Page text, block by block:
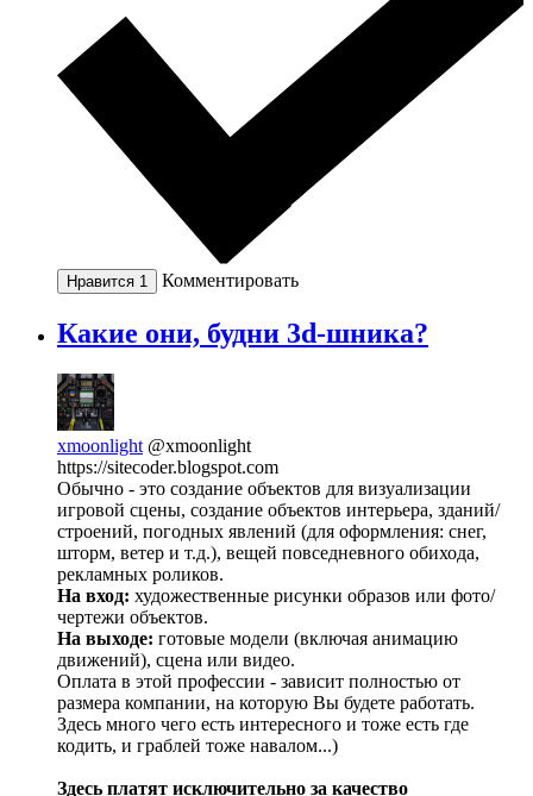
Нравится 1 Комментировать
Какие они, будни 3d-шника?
xmoonlight @xmoonlight
https://sitecoder.blogspot.com
Обычно - это создание объектов для визуализации
игровой сцены, создание объектов интерьера, зданий/
строений, погодных явлений (для оформления: снег,
шторм, ветер и т.д.), вещей повседневного обихода,
рекламных роликов.
На вход: художественные рисунки образов или фото/
чертежи объектов.
На выходе: готовые модели (включая анимацию
движений), сцена или видео.
Оплата в этой профессии - зависит полностью от
размера компании, на которую Вы будете работать.
Здесь много чего есть интересного и тоже есть где
кодить, и граблей тоже навалом...)
Здесь платят исключительно за качество